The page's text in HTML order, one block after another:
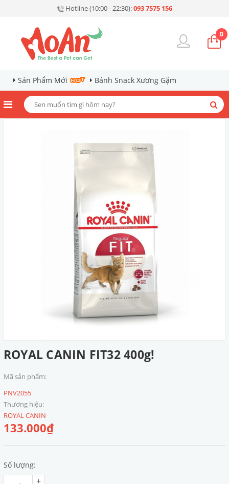
Hotline (10:00 - 22:30):093 7575 156
0
Sản Phẩm Mới Bánh Snack Xương Gặm
ROYAL CANIN FIT32 400g!
Mã sản phẩm:
PNV2055
Thương hiệu:
ROYAL CANIN
133.000₫
Số lượng:
+